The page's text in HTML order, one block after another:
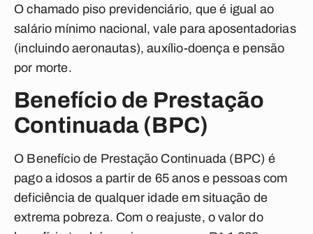
O chamado piso previdenciário, que é igual ao
salário mínimo nacional, vale para aposentadorias
(incluindo aeronautas), auxílio-doença e pensão
por morte.
Benefício de Prestação
Continuada (BPC)
O Benefício de Prestação Continuada (BPC) é
pago a idosos a partir de 65 anos e pessoas com
deficiência de qualquer idade em situação de
extrema pobreza. Com o reajuste, o valor do